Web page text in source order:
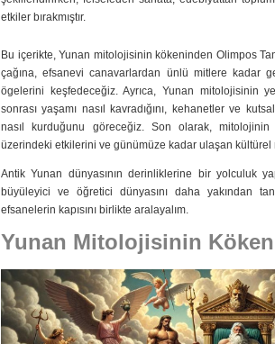
etkiler bırakmıştır.
Bu içerikte, Yunan mitolojisinin kökeninden Olimpos
çağına, efsanevi canavarlardan ünlü mitlere kadar
ögelerini keşfedeceğiz. Ayrıca, Yunan mitolojisinin
sonrası yaşamı nasıl kavradığını, kehanetler ve
nasıl kurduğunu göreceğiz. Son olarak,
üzerindeki etkilerini ve günümüze kadar ulaşan kültürel
Antik Yunan dünyasının derinliklerine bir yolculuk
büyüleyici ve öğretici dünyasını daha yakından
efsanelerin kapısını birlikte aralayalım.
Yunan Mitolojisinin